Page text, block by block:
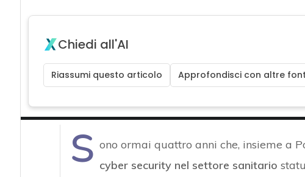
Chiedi all'AI
Riassumi questo articolo Approfondisci con altre
S ono ormai quattro anni che, insieme a
cyber security nel settore sanitario